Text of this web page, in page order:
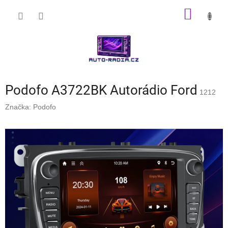
Podofo A3722BK Autorádio Ford 1212
Značka: Podofo